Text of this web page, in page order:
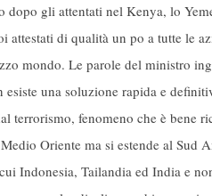
dopo gli attentati nel Kenya, lo
attestati di qualità un po a tutte le
mondo. Le parole del ministro
esiste una soluzione rapida e
terrorismo, fenomeno che è bene
Oriente ma si estende al Sud
Indonesia, Tailandia ed India e